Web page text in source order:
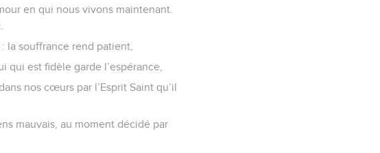
en qui nous vivons maintenant.
la souffrance rend patient,
qui est fidèle garde l’espérance,
nos cœurs par l’Esprit Saint qu’il
mauvais, au moment décidé par